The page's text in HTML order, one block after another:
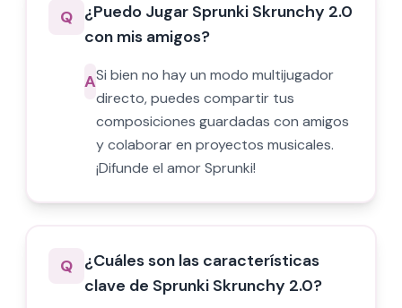
Q ¿Puedo Jugar Sprunki Skrunchy 2.0
con mis amigos?
ASi bien no hay un modo multijugador
directo, puedes compartir tus
composiciones guardadas con amigos
y colaborar en proyectos musicales.
¡Difunde el amor Sprunki!
Q ¿Cuáles son las características
clave de Sprunki Skrunchy 2.0?